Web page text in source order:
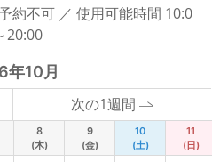
約不可 ／ 使用可能時間 10:0
20:00
年10月
次の1週間
8
(木)
9
(金)
10
(土)
11
(日)